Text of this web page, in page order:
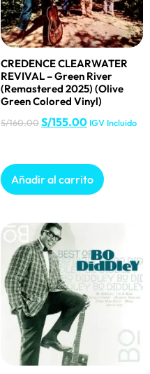
CREDENCE CLEARWATER
REVIVAL – Green River
(Remastered 2025) (Olive
Green Colored Vinyl)
S/160.00S/155.00 IGV Incluido
Añadir al carrito